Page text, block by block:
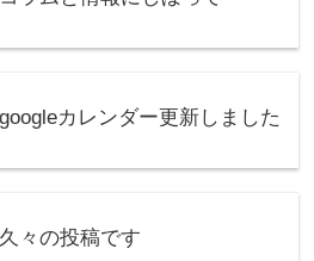
googleカレンダー更新しました
久々の投稿です